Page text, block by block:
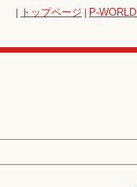
| トップページ | P-WORLD